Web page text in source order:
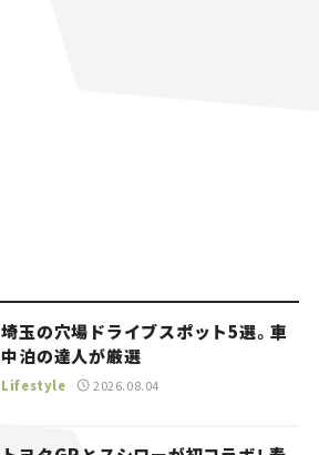
埼玉の穴場ドライブスポット5選。車
中泊の達人が厳選
Lifestyle 2026.08.04